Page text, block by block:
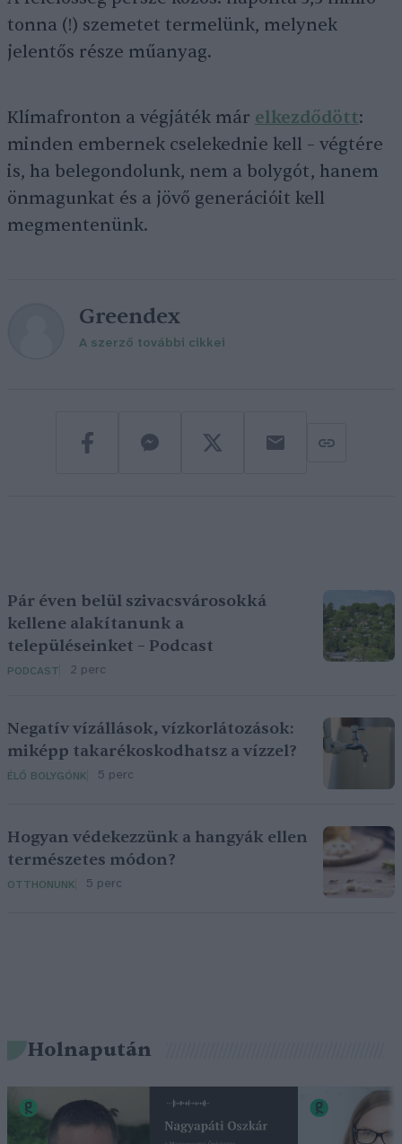
tonna (!) szemetet termelünk, melynek
jelentős része műanyag.
Klímafronton a végjáték már elkezdődött:
minden embernek cselekednie kell – végtére
is, ha belegondolunk, nem a bolygót, hanem
önmagunkat és a jövő generációit kell
megmentenünk.
Greendex
A szerző további cikkei
Pár éven belül szivacsvárosokká
kellene alakítanunk a
településeinket – Podcast
PODCAST 2 perc
Negatív vízállások, vízkorlátozások:
miképp takarékoskodhatsz a vízzel?
ÉLŐ BOLYGÓNK 5 perc
Hogyan védekezzünk a hangyák ellen
természetes módon?
OTTHONUNK 5 perc
Holnapután